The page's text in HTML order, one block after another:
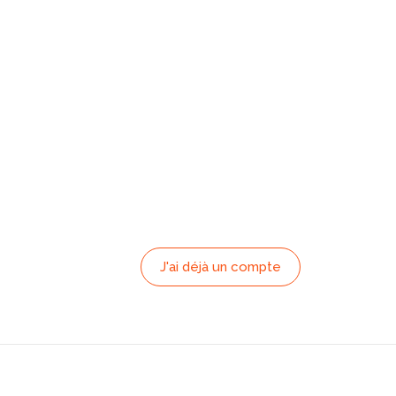
J'ai déjà un compte